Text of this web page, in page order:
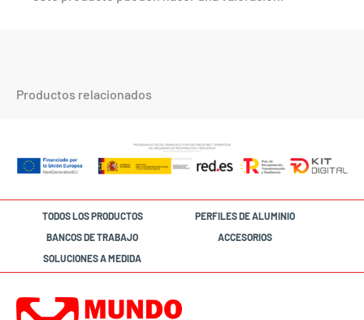
Productos relacionados
TODOS LOS PRODUCTOS
PERFILES DE ALUMINIO
BANCOS DE TRABAJO
ACCESORIOS
SOLUCIONES A MEDIDA